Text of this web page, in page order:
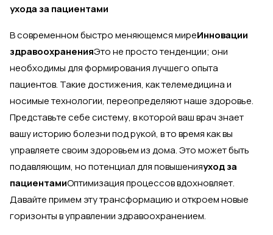
ухода за пациентами
В современном быстро меняющемся миреИнновации
здравоохраненияЭто не просто тенденции; они
необходимы для формирования лучшего опыта
пациентов. Такие достижения, как телемедицина и
носимые технологии, переопределяют наше здоровье.
Представьте себе систему, в которой ваш врач знает
вашу историю болезни под рукой, в то время как вы
управляете своим здоровьем из дома. Это может быть
подавляющим, но потенциал для повышенияуход за
пациентамиОптимизация процессов вдохновляет.
Давайте примем эту трансформацию и откроем новые
горизонты в управлении здравоохранением.